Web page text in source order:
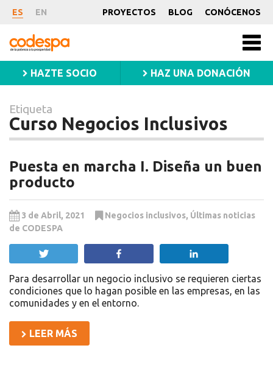
Etiqueta
Curso
Negocios
Inclusivos
ES EN PROYECTOS BLOG CONÓCENOS
CODESPA
HAZTE SOCIO HAZ UNA DONACIÓN
Etiqueta
Curso Negocios Inclusivos
Puesta en marcha I. Diseña un buen
producto
3 de Abril, 2021 Negocios inclusivos, Últimas noticias
de CODESPA
Para desarrollar un negocio inclusivo se requieren ciertas
condiciones que lo hagan posible en las empresas, en las
comunidades y en el entorno.
LEER MÁS